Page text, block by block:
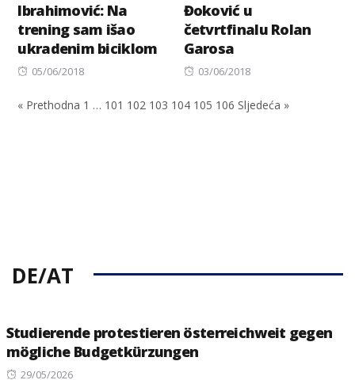
Ibrahimović: Na
trening sam išao
ukradenim biciklom
Posted
05/06/2018
Đoković u
četvrtfinalu Rolan
Garosa
Posted
03/06/2018
« Prethodna 1 … 101 102 103 104 105 106 Sljedeća »
DE/AT
Studierende protestieren österreichweit gegen
mögliche Budgetkürzungen
Posted
29/05/2026